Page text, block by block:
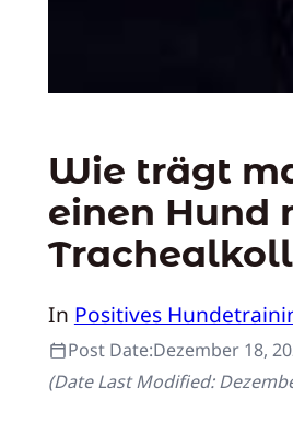
Wie trägt
einen Hund
In Positives
Post Date:Dezember 18,
(Date Last Modified: